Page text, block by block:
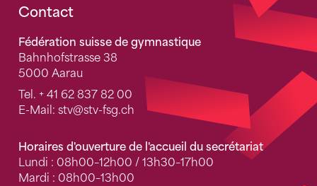
Fusszeile
Contact
Fédération suisse de gymnastique
Bahnhofstrasse 38
5000 Aarau
Tel. + 41 62 837 82 00
E-Mail: stv@stv-fsg.ch
Horaires d'ouverture de l'accueil du secrétariat
Lundi : 08h00–12h00 / 13h30–17h00
Mardi : 08h00–13h00